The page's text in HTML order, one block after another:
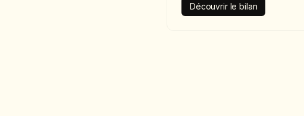
Découvrir le bilan